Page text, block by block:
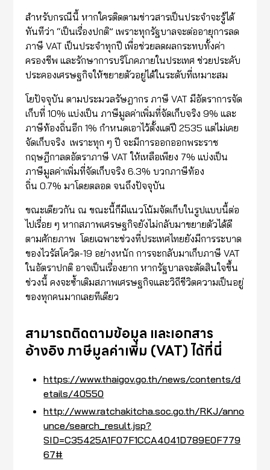
สำหรับกรณีนี้ หากใครติดตามข่าวสารเป็นประจำจะรู้ได้
ทันทีว่า “เป็นเรื่องปกติ” เพราะทุกรัฐบาลจะต่ออายุการลด
ภาษี VAT เป็นประจำทุกปี เพื่อช่วยลดผลกระทบทั้งค่า
ครองชีพ และรักษาการบริโภคภายในประเทศ ช่วยประคับ
ประคองเศรษฐกิจให้ขยายตัวอยู่ได้ในระดับที่เหมาะสม
โยปัจจุบัน ตามประมวลรัษฎากร ภาษี VAT มีอัตราการจัด
เก็บที่ 10% แบ่งเป็น ภาษีมูลค่าเพิ่มที่จัดเก็บจริง 9% และ
ภาษีท้องถิ่นอีก 1% กำหนดเอาไว้ตั้งแต่ปี 2535 แต่ไม่เคย
จัดเก็บจริง เพราะทุก ๆ ปี จะมีการออกออกพระราช
กฤษฎีกาลดอัตราภาษี VAT ให้เหลือเพียง 7% แบ่งเป็น
ภาษีมูลค่าเพิ่มที่จัดเก็บจริง 6.3% บวกภาษีท้อง
ถิ่น 0.7% มาโดยตลอด จนถึงปัจจุบัน
ขณะเดียวกัน ณ ขณะนี้ก็มีแนวโน้มจัดเก็บในรูปแบบนี้ต่อ
ไปเรื่อย ๆ หากสภาพเศรษฐกิจยังไม่กลับมาขยายตัวได้ดี
ตามศักยภาพ โดยเฉพาะช่วงที่ประเทศไทยยังมีการระบาด
ของไวรัสโควิด-19 อย่างหนัก การจะกลับมาเก็บภาษี VAT
ในอัตราปกติ อาจเป็นเรื่องยาก หากรัฐบาลจะตัดสินใจขึ้น
ช่วงนี้ คงจะซ้ำเติมสภาพเศรษฐกิจและวิถีชีวิตความเป็นอยู่
ของทุกคนมากเลยทีเดียว
สามารถติดตามข้อมูล และเอกสาร
อ้างอิง ภาษีมูลค่าเพิ่ม (VAT) ได้ที่นี่
https://www.thaigov.go.th/news/contents/d
etails/40550
http://www.ratchakitcha.soc.go.th/RKJ/anno
unce/search_result.jsp?
SID=C35425A1F07F1CCA4041D789E0F779
67#